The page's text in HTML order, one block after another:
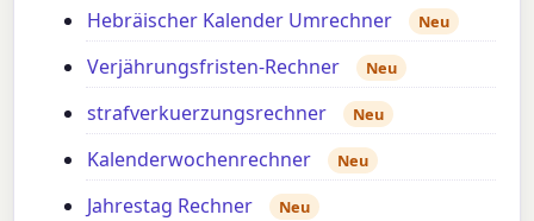
Hebräischer Kalender Umrechner Neu
Verjährungsfristen-Rechner Neu
strafverkuerzungsrechner Neu
Kalenderwochenrechner Neu
Jahrestag Rechner Neu